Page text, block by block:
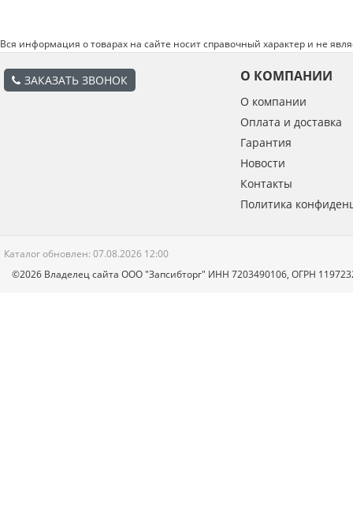
Вся информация о товарах на сайте носит справочный характер и не
ЗАКАЗАТЬ ЗВОНОК О КОМПАНИИ
О компании
Оплата и доставка
Гарантия
Новости
Контакты
Политика
Каталог обновлен: 07.08.2026 12:00
©2026 Владелец сайта ООО "Запсибторг" ИНН 7203490106, ОГРН